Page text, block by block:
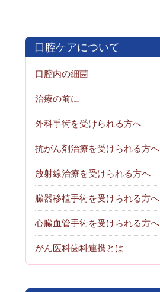
口腔ケアについて
口腔内の細菌
治療の前に
外科手術を受けられる方へ
抗がん剤治療を受けられる方へ
放射線治療を受けられる方へ
臓器移植手術を受けられる方へ
心臓血管手術を受けられる方へ
がん医科歯科連携とは